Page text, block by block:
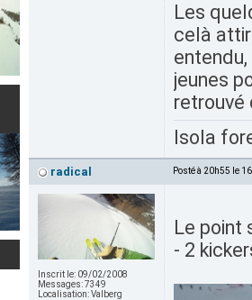
Les
celà
jeunes
retrouvé
Isola
radical Posté à 20h55 le
Inscrit le: 09/02/2008
Messages:7349
Localisation:Valberg
Le point
- 2